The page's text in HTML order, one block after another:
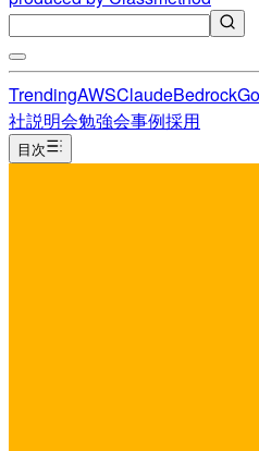
TrendingAWSClaudeBedrock
社説明会勉強会事例採用
目次